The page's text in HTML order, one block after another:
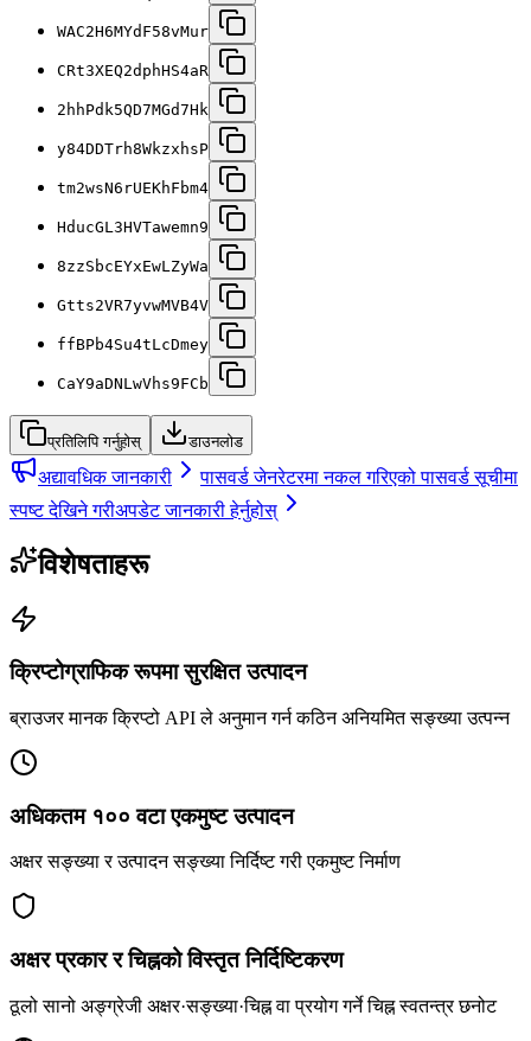
WAC2H6MYdF58vMur
CRt3XEQ2dphHS4aR
2hhPdk5QD7MGd7Hk
y84DDTrh8WkzxhsP
tm2wsN6rUEKhFbm4
HducGL3HVTawemn9
8zzSbcEYxEwLZyWa
Gtts2VR7yvwMVB4V
ffBPb4Su4tLcDmey
CaY9aDNLwVhs9FCb
प्रतिलिपि गर्नुहोस् डाउनलोड
अद्यावधिक जानकारी
पासवर्ड जेनरेटरमा नकल गरिएको पासवर्ड सूचीमा
स्पष्ट देखिने गरीअपडेट जानकारी हेर्नुहोस्
विशेषताहरू
क्रिप्टोग्राफिक रूपमा सुरक्षित उत्पादन
ब्राउजर मानक क्रिप्टो API ले अनुमान गर्न कठिन अनियमित सङ्ख्या उत्पन्न
अधिकतम १०० वटा एकमुष्ट उत्पादन
अक्षर सङ्ख्या र उत्पादन सङ्ख्या निर्दिष्ट गरी एकमुष्ट निर्माण
अक्षर प्रकार र चिह्नको विस्तृत निर्दिष्टिकरण
ठूलो सानो अङ्ग्रेजी अक्षर·सङ्ख्या·चिह्न वा प्रयोग गर्ने चिह्न स्वतन्त्र छनोट